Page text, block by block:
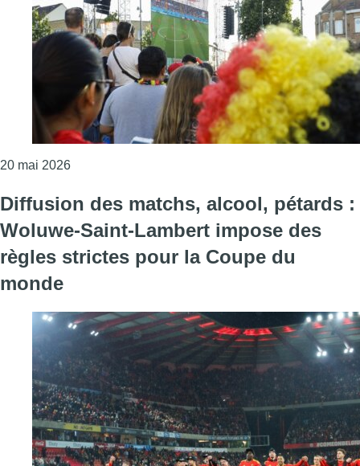
20 mai 2026Consulter l'article "Coupe du monde : notre carte
Diffusion des matchs, alcool, pétards :
Woluwe-Saint-Lambert impose des
règles strictes pour la Coupe du
monde